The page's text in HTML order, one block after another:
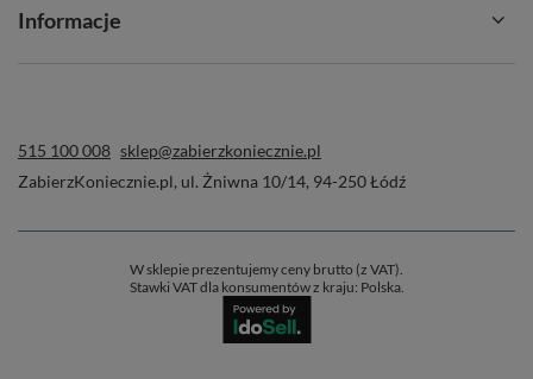
Informacje
515 100 008 sklep@zabierzkoniecznie.pl
ZabierzKoniecznie.pl, ul. Żniwna 10/14, 94-250Łódź
W sklepie prezentujemy ceny brutto (z VAT).
Stawki VAT dla konsumentów z kraju: Polska.